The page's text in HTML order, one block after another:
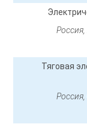
Тяговая